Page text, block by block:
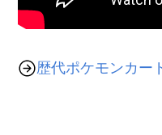
歴代ポケモンカー